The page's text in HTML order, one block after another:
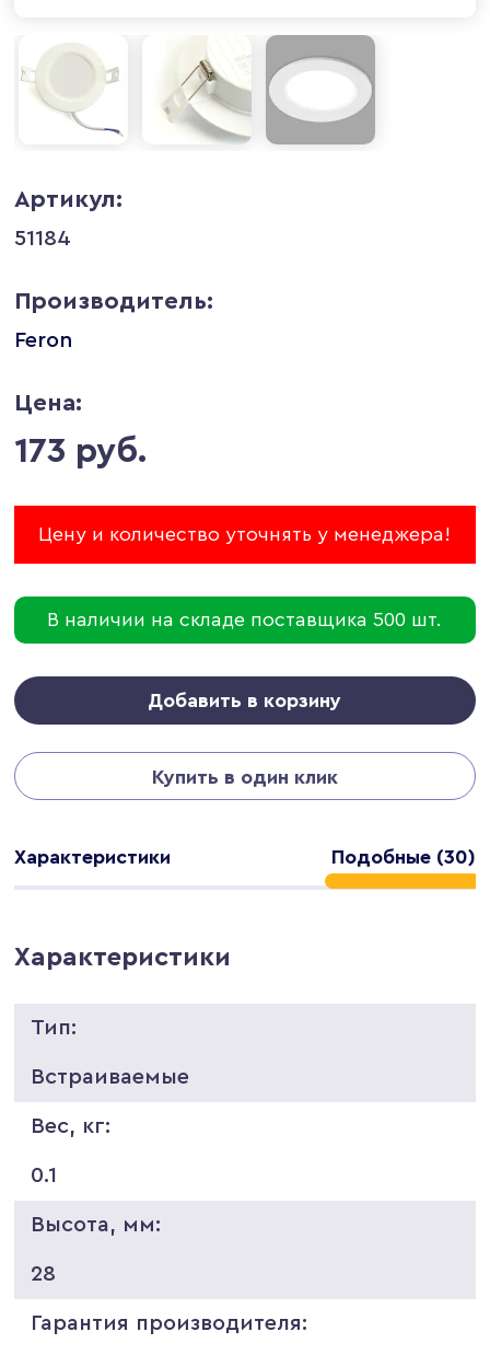
Артикул:
51184
Производитель:
Feron
Цена:
173 руб.
Цену и количество уточнять у менеджера!
В наличии на складе поставщика 500 шт.
Добавить в корзину
Купить в один клик
Характеристики Подобные (30)
Характеристики
Тип:
Встраиваемые
Вес, кг:
0.1
Высота, мм:
28
Гарантия производителя: